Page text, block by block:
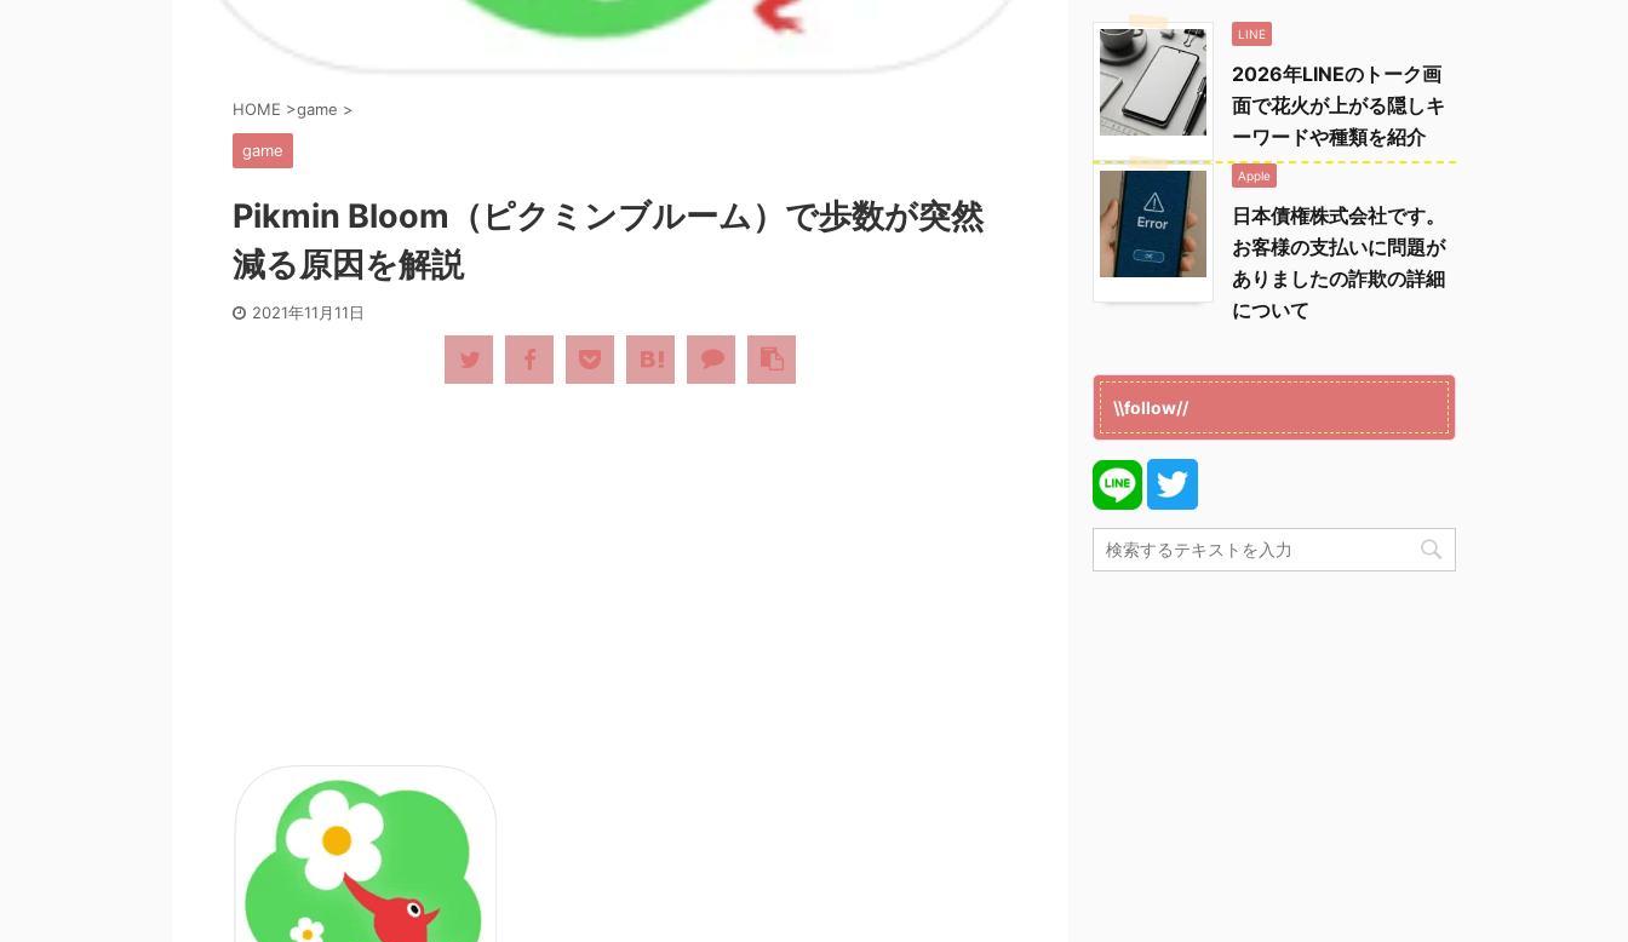
HOME >game >
game
Pikmin Bloom（ピクミンブルーム）で歩数が突然
減る原因を解説
2021年11月11日
LINE
2026年LINEのトーク画
面で花火が上がる隠しキ
ーワードや種類を紹介
Apple
日本債権株式会社です。
お客様の支払いに問題が
ありましたの詐欺の詳細
について
\\follow//